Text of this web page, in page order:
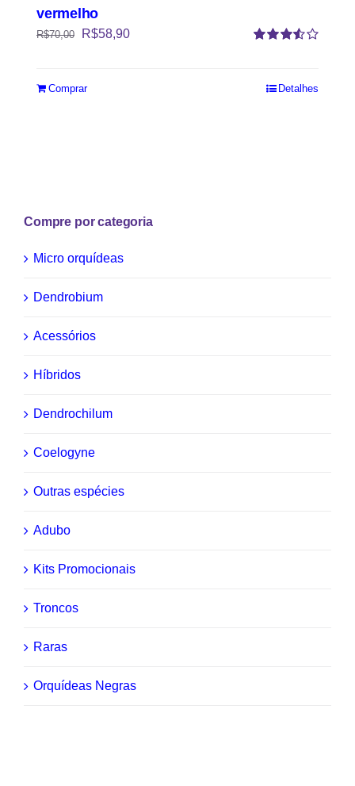
vermelho
R$70,00 R$58,90
Comprar Detalhes
Compre por categoria
Micro orquídeas
Dendrobium
Acessórios
Híbridos
Dendrochilum
Coelogyne
Outras espécies
Adubo
Kits Promocionais
Troncos
Raras
Orquídeas Negras